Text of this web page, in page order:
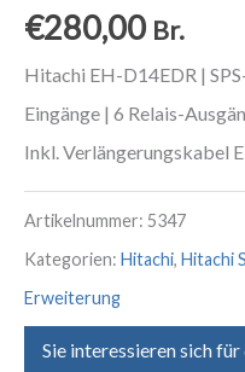
€280,00 Br.
Hitachi EH-D14EDR |
Eingänge | 6 Relais-
Inkl. Verlängerungskabel
Artikelnummer: 5347
Kategorien: Hitachi, Hitachi
Erweiterung
Sie interessieren sich